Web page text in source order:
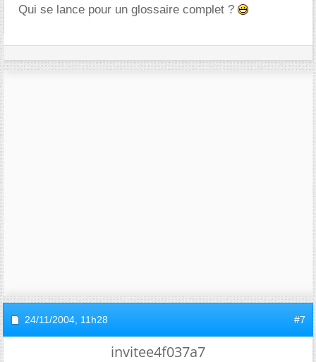
Qui se lance pour un glossaire complet ?
24/11/2004, 11h28 #7
invitee4f037a7